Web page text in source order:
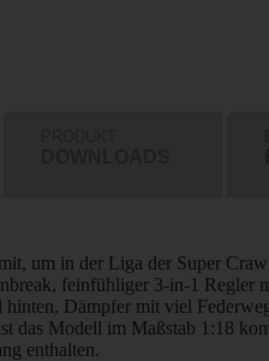
um in der Liga der Super
feinfühliger 3-in-1
Dämpfer mit viel
Modell im Maßstab 1:18
enthalten.